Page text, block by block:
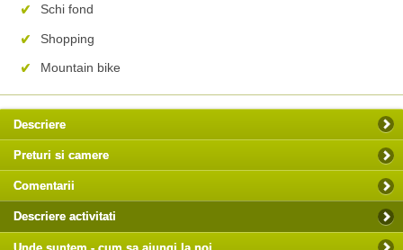
Schi fond
Shopping
Mountain bike
Descriere
Preturi si camere
Comentarii
Descriere activitati